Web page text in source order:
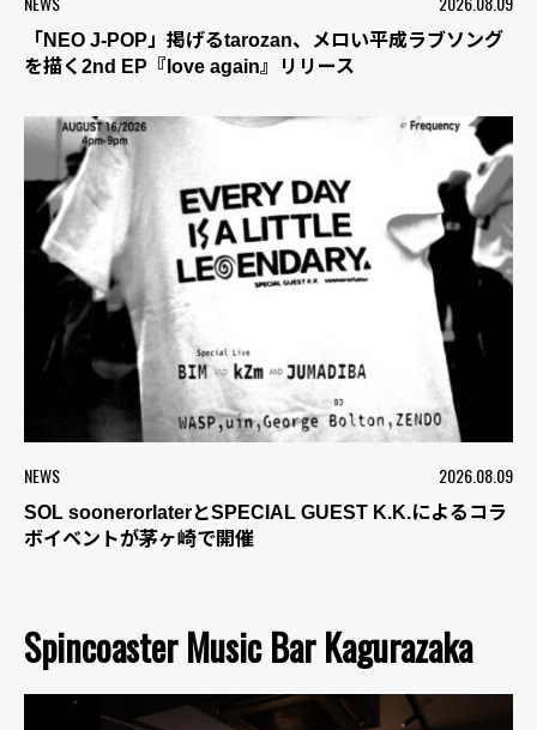
「NEO J-POP」掲げるtarozan、メロい平成ラブソング
を描く2nd EP『love again』リリース
NEWS 2026.08.09
SOL soonerorlaterとSPECIAL GUEST K.K.によるコラ
ボイベントが茅ヶ崎で開催
Spincoaster Music Bar Kagurazaka